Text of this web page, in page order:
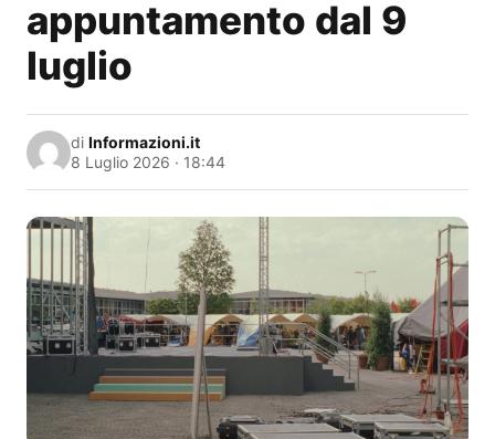
appuntamento dal 9
luglio
di Informazioni.it
8 Luglio 2026 · 18:44